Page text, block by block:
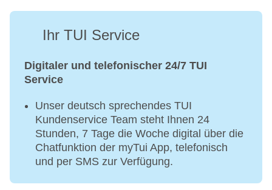
Ihr TUI Service
Digitaler und telefonischer 24/7 TUI
Service
Unser deutsch sprechendes TUI
Kundenservice Team steht Ihnen 24
Stunden, 7 Tage die Woche digital über die
Chatfunktion der myTui App, telefonisch
und per SMS zur Verfügung.